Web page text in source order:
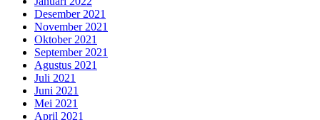
Desember 2021
November 2021
Oktober 2021
September 2021
Agustus 2021
Juli 2021
Juni 2021
Mei 2021
April 2021